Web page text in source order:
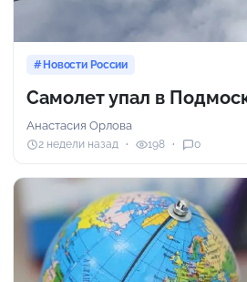
Новости России
Самолет упал в
Анастасия Орлова
2 недели назад 198 0